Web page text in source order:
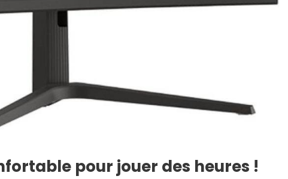
pour jouer des heures !